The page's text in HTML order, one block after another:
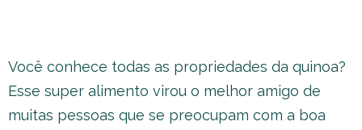
Você conhece todas as propriedades da quinoa?
Esse super alimento virou o melhor amigo de
muitas pessoas que se preocupam com a boa